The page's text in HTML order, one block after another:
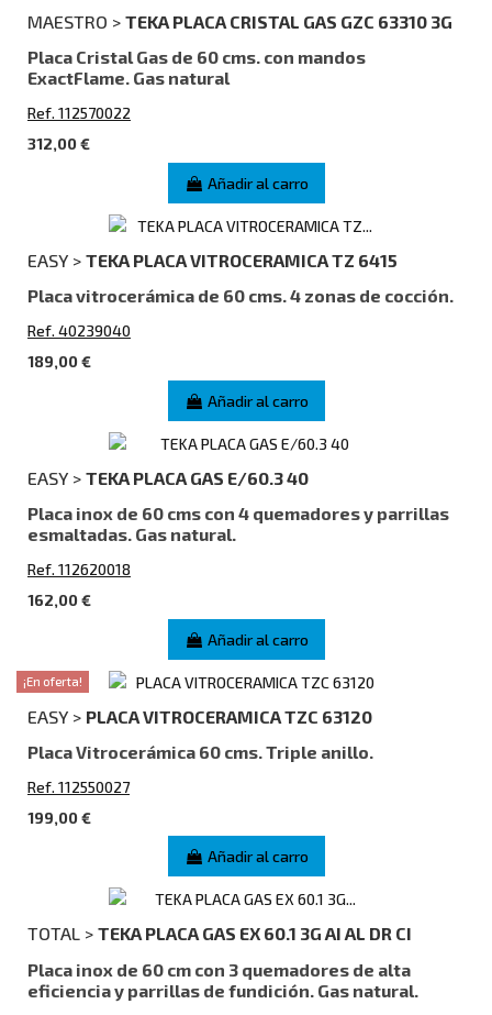
MAESTRO > TEKA PLACA CRISTAL GAS GZC 63310 3G
Placa Cristal Gas de 60 cms. con mandos
ExactFlame. Gas natural
Ref. 112570022
312,00 €
Añadir al carro
EASY > TEKA PLACA VITROCERAMICA TZ 6415
Placa vitrocerámica de 60 cms. 4 zonas de cocción.
Ref. 40239040
189,00 €
Añadir al carro
EASY > TEKA PLACA GAS E/60.3 40
Placa inox de 60 cms con 4 quemadores y parrillas
esmaltadas. Gas natural.
Ref. 112620018
162,00 €
Añadir al carro
¡En oferta!
EASY > PLACA VITROCERAMICA TZC 63120
Placa Vitrocerámica 60 cms. Triple anillo.
Ref. 112550027
199,00 €
Añadir al carro
TOTAL > TEKA PLACA GAS EX 60.1 3G AI AL DR CI
Placa inox de 60 cm con 3 quemadores de alta
eficiencia y parrillas de fundición. Gas natural.